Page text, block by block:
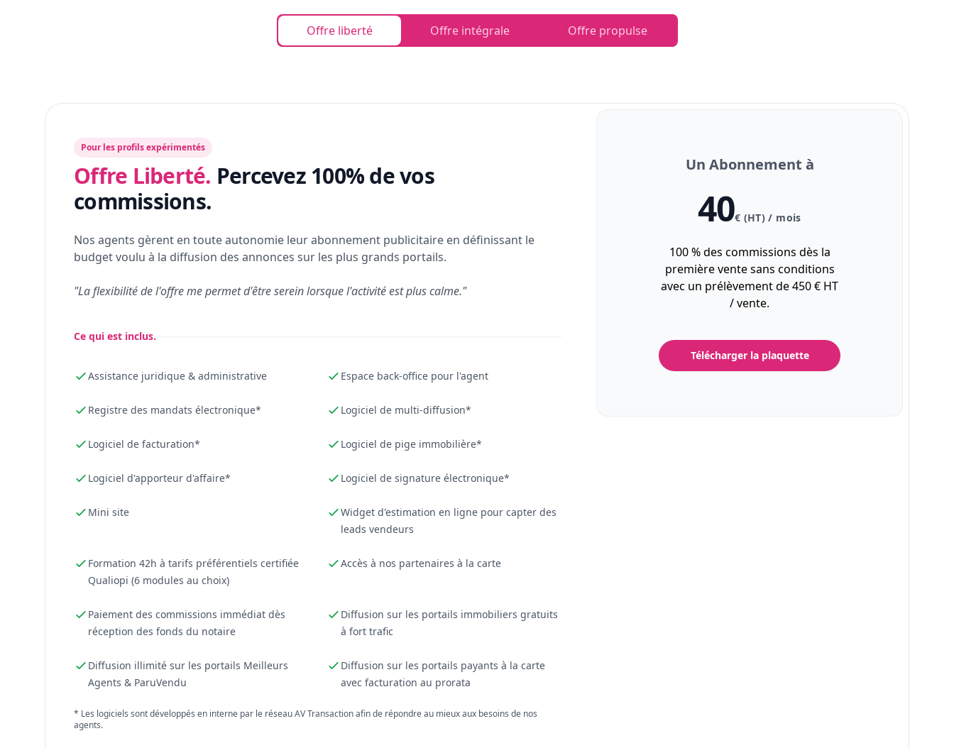
Offre liberté Offre intégrale Offre propulse
Pour les profils expérimentés
Offre Liberté. Percevez 100% de vos
commissions.
Nos agents gèrent en toute autonomie leur abonnement publicitaire en définissant le
budget voulu à la diffusion des annonces sur les plus grands portails.
"La flexibilité de l'offre me permet d'être serein lorsque l'activité est plus calme."
Ce qui est inclus.
Assistance juridique & administrative Espace back-office pour l'agent
Registre des mandats électronique* Logiciel de multi-diffusion*
Logiciel de facturation* Logiciel de pige immobilière*
Logiciel d'apporteur d'affaire* Logiciel de signature électronique*
Mini site
Widget d'estimation en ligne pour capter des
leads vendeurs
Formation 42h à tarifs préférentiels certifiée
Qualiopi (6 modules au choix)
Accès à nos partenaires à la carte
Paiement des commissions immédiat dès
réception des fonds du notaire
Diffusion sur les portails immobiliers gratuits
à fort trafic
Diffusion illimité sur les portails Meilleurs
Agents & ParuVendu
Diffusion sur les portails payants à la carte
avec facturation au prorata
* Les logiciels sont développés en interne par le réseau AV Transaction afin de répondre au mieux aux besoins de nos
agents.
Un Abonnement à
40€ (HT) / mois
100 % des commissions dès la
première vente sans conditions
avec un prélèvement de 450 € HT
/ vente.
Télécharger la plaquette